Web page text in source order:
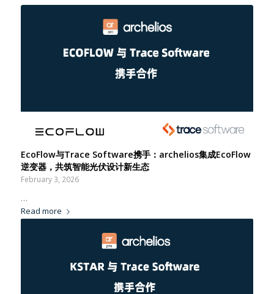
EcoFlow与Trace Software携手：archelios集成EcoFlow
逆变器，共筑智能光伏设计新生态
February 3, 2026
…
Read more